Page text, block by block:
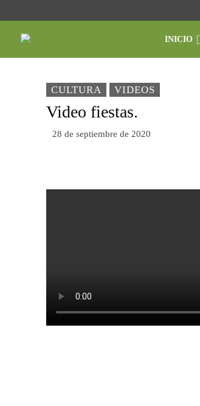
INICIO
CULTURA VIDEOS
Video fiestas.
28 de septiembre de 2020